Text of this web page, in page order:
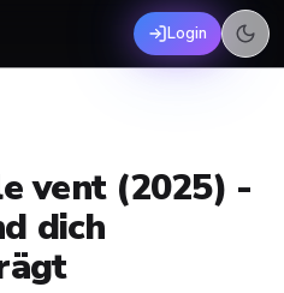
Login
vent (2025) -
dich